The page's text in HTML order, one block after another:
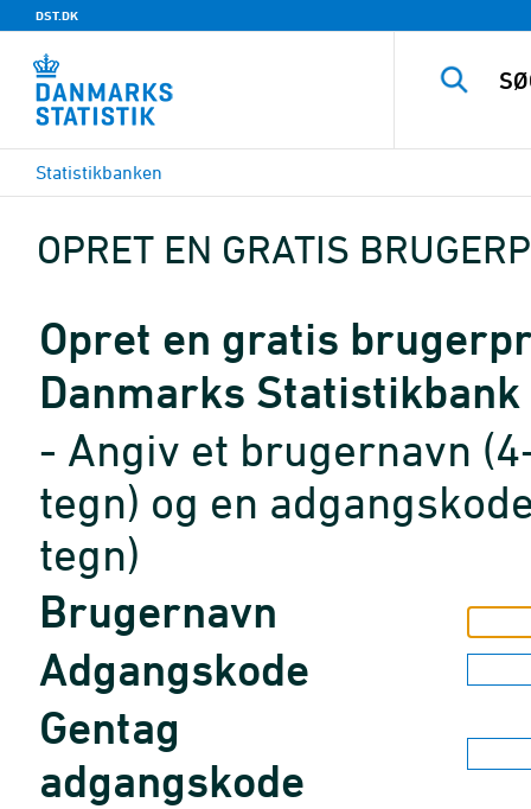
DST.DK
Statistikbanken
OPRET EN GRATIS
Opret en gratis
Danmarks Statistikbank
- Angiv et brugernavn
tegn) og en
tegn)
Brugernavn
Adgangskode
Gentag
adgangskode